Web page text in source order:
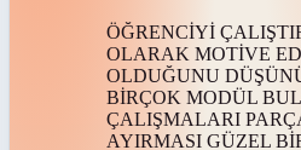
ÖĞRENCİYİ
OLARAK MOTİVE
OLDUĞUNU
BİRÇOK MODÜL
ÇALIŞMALARI
AYIRMASI GÜZEL